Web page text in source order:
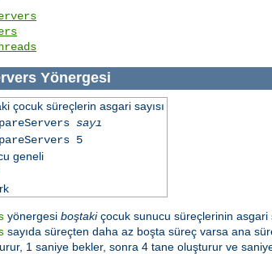
Yönergesi
çocuk süreçlerin asgari sayısı
sayı
5
geneli
yönergesi boştakiçocuk sunucu süreçlerinin asgari
sayıda süreçten daha az boşta süreç varsa ana
1 saniye bekler, sonra 4 tane oluşturur ve